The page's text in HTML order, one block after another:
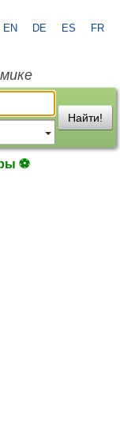
EN DE ES FR
Найти!
⚽